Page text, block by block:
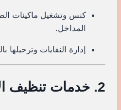
كنس وتشغيل ماكينات
المداخل.
إدارة النفايات وترحيلها
2. خدمات تنظيف الأثاث والفرش